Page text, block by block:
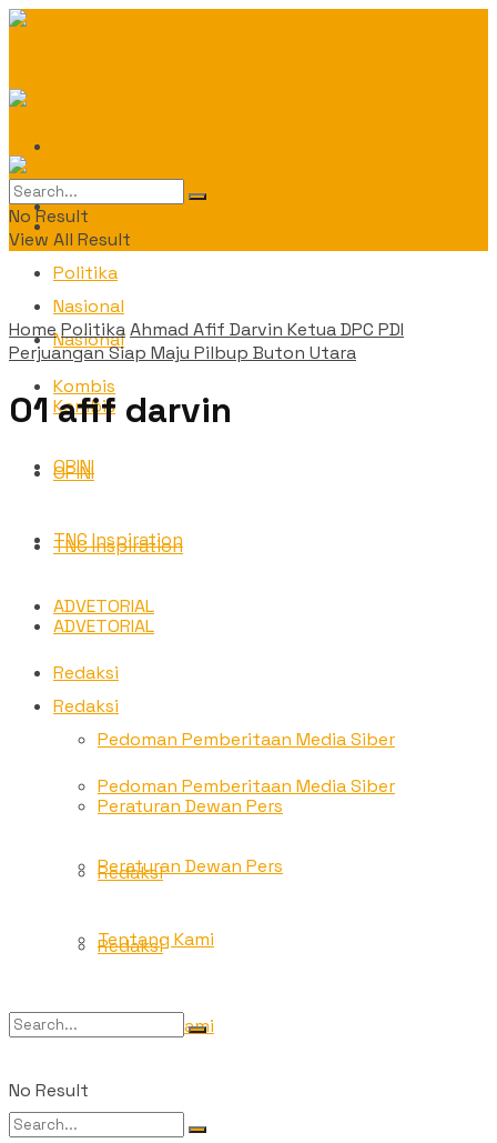
Politika
Nasional
Kombis
OPINI
TNC Inspiration
ADVETORIAL
Redaksi
Pedoman Pemberitaan Media Siber
Peraturan Dewan Pers
Redaksi
Tentang Kami
Daerah
Politika
Nasional
Kombis
OPINI
TNC Inspiration
ADVETORIAL
Redaksi
Pedoman Pemberitaan Media Siber
Peraturan Dewan Pers
Redaksi
Tentang Kami
No Result
No Result
View All Result
HomePolitikaAhmad Afif Darvin Ketua DPC PDI
Perjuangan Siap Maju Pilbup Buton Utara
01 afif darvin